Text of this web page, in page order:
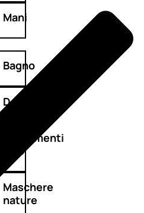
Mani
Bagno
Detergenza
Trattamenti
viso
Maschere
nature